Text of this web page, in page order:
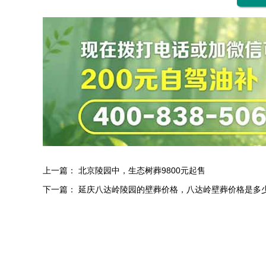
上一篇： 北京陵园中，生态树葬9800元起售
下一篇： 延庆八达岭陵园的壁葬价格，八达岭壁葬价格是多